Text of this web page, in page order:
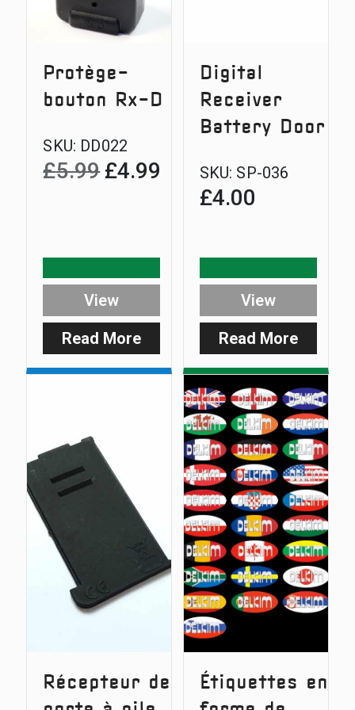
Protège-
bouton Rx-D
SKU: DD022
£5.99 Original
£5.99.
£4.99 Current
£4.99.
Read More:
Rx-
Button
View
Digital
Receiver
Battery Door
SKU: SP-036
£4.00
Read More:
Digital
Battery
Door
View
Récepteur de
Étiquettes en